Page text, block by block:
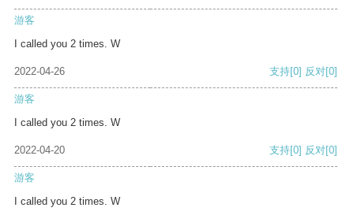
游客
I called you 2 times. W
2022-04-26 支持[0] 反对[0]
游客
I called you 2 times. W
2022-04-20 支持[0] 反对[0]
游客
I called you 2 times. W